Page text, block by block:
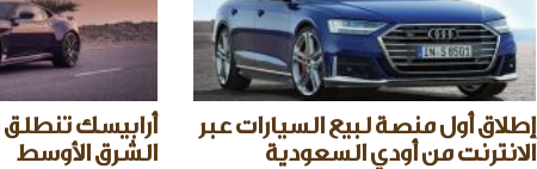
إطلاق أول منصة لبيع السيارات عبر
الانترنت من أودي السعودية
أرابيسك
الشرق الأوسط